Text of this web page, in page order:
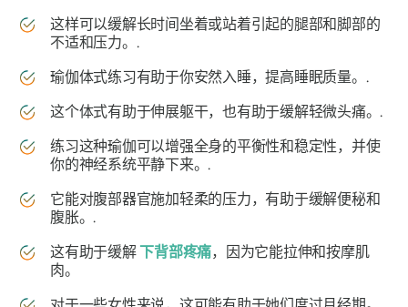
这样可以缓解长时间坐着或站着引起的腿部和脚部的
不适和压力。.
瑜伽体式练习有助于你安然入睡，提高睡眠质量。.
这个体式有助于伸展躯干，也有助于缓解轻微头痛。.
练习这种瑜伽可以增强全身的平衡性和稳定性，并使
你的神经系统平静下来。.
它能对腹部器官施加轻柔的压力，有助于缓解便秘和
腹胀。.
这有助于缓解 下背部疼痛，因为它能拉伸和按摩肌
肉。